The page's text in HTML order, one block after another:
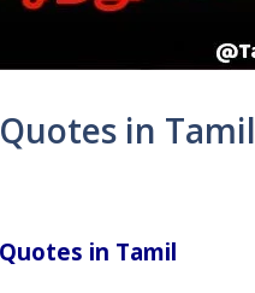
in Tamil
in Tamil